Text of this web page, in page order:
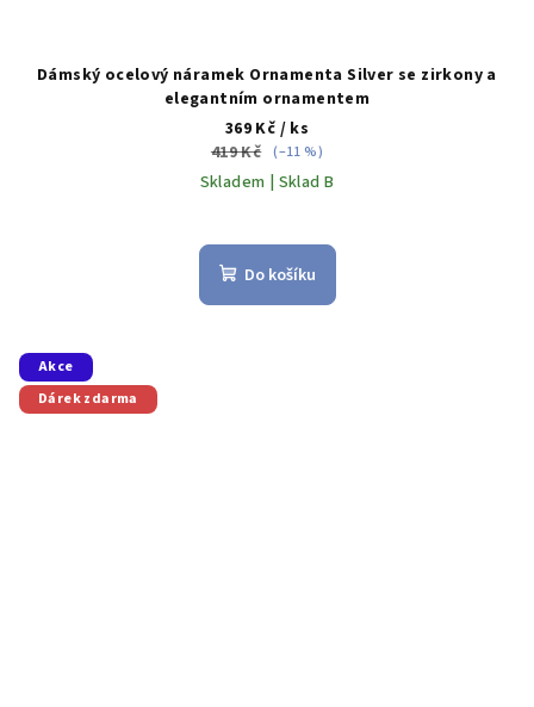
Dámský ocelový náramek Ornamenta Silver se zirkony a
elegantním ornamentem
369 Kč / ks
419 Kč (–11 %)
Skladem | Sklad B
Do košíku
Akce
Dárek zdarma